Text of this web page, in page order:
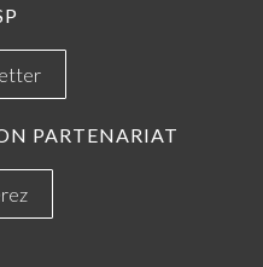
PARTENARIAT